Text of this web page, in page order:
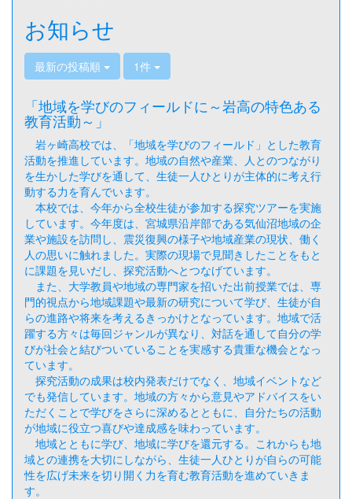
お知らせ
最新の投稿順 1件
「地域を学びのフィールドに～岩高の特色ある
教育活動～」
岩ヶ崎高校では、「地域を学びのフィールド」とした教育
活動を推進しています。地域の自然や産業、人とのつながり
を生かした学びを通して、生徒一人ひとりが主体的に考え行
動する力を育んでいます。
本校では、今年から全校生徒が参加する探究ツアーを実施
しています。今年度は、宮城県沿岸部である気仙沼地域の企
業や施設を訪問し、震災復興の様子や地域産業の現状、働く
人の思いに触れました。実際の現場で見聞きしたことをもと
に課題を見いだし、探究活動へとつなげています。
また、大学教員や地域の専門家を招いた出前授業では、専
門的視点から地域課題や最新の研究について学び、生徒が自
らの進路や将来を考えるきっかけとなっています。地域で活
躍する方々は毎回ジャンルが異なり、対話を通して自分の学
びが社会と結びついていることを実感する貴重な機会となっ
ています。
探究活動の成果は校内発表だけでなく、地域イベントなど
でも発信しています。地域の方々から意見やアドバイスをい
ただくことで学びをさらに深めるとともに、自分たちの活動
が地域に役立つ喜びや達成感を味わっています。
地域とともに学び、地域に学びを還元する。これからも地
域との連携を大切にしながら、生徒一人ひとりが自らの可能
性を広げ未来を切り開く力を育む教育活動を進めていきま
す。